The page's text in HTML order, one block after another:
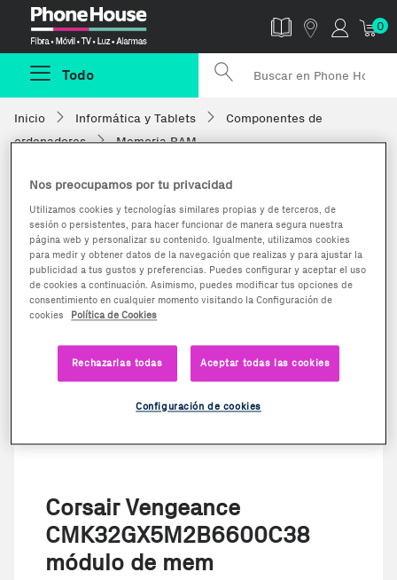
0
Todo
Inicio Informática y Tablets
Componentes de
ordenadores
Memoria RAM
Corsair Vengeance
CMK32GX5M2B6600C38
módulo de mem
Nos preocupamos por tu privacidad
Utilizamos cookies y tecnologías similares propias y de terceros, de
sesión o persistentes, para hacer funcionar de manera segura nuestra
página web y personalizar su contenido. Igualmente, utilizamos cookies
para medir y obtener datos de la navegación que realizas y para ajustar la
publicidad a tus gustos y preferencias. Puedes configurar y aceptar el uso
de cookies a continuación. Asimismo, puedes modificar tus opciones de
consentimiento en cualquier momento visitando la Configuración de
cookies
Política de Cookies
Rechazarlas todas Aceptar todas las cookies
Configuración de cookies